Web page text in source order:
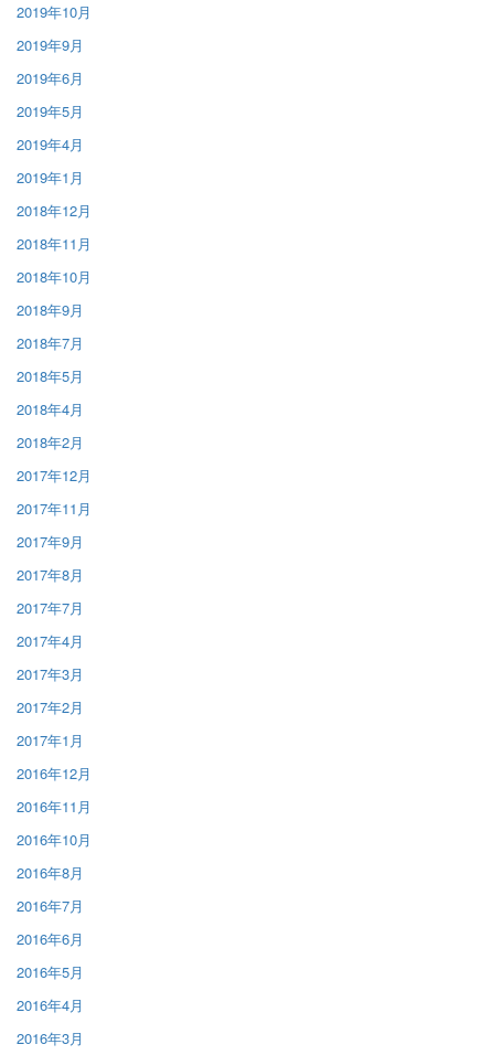
2019年10月
2019年9月
2019年6月
2019年5月
2019年4月
2019年1月
2018年12月
2018年11月
2018年10月
2018年9月
2018年7月
2018年5月
2018年4月
2018年2月
2017年12月
2017年11月
2017年9月
2017年8月
2017年7月
2017年4月
2017年3月
2017年2月
2017年1月
2016年12月
2016年11月
2016年10月
2016年8月
2016年7月
2016年6月
2016年5月
2016年4月
2016年3月